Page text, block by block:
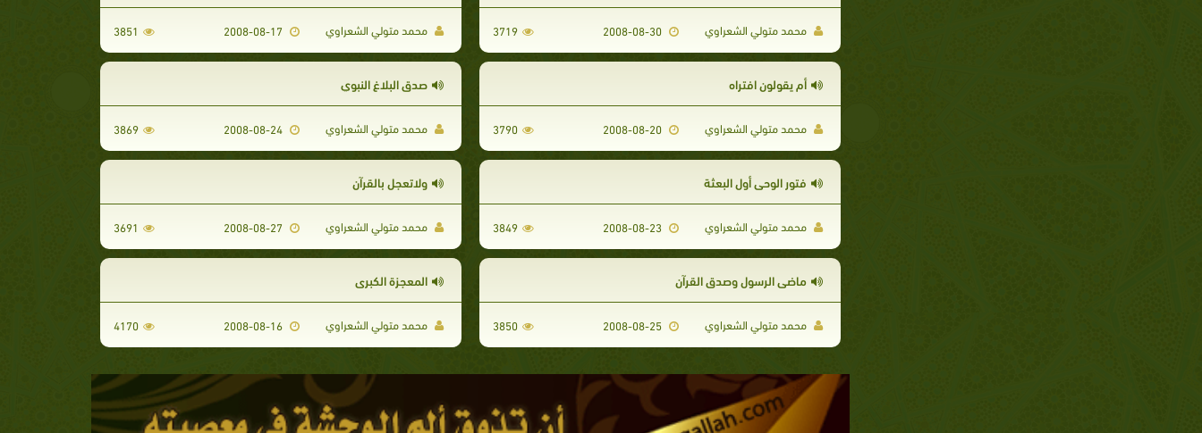
محمد متولي الشعراوي 2008-08-30
3719 محمد متولي الشعراوي 3851
أم يقولون افتراه
محمد متولي الشعراوي 2008-08-20
3790
صدق البلاغ النبوي
محمد متولي الشعراوي 2008-08-24
3869
فتور الوحي أول البعثة
محمد متولي الشعراوي 2008-08-23
3849
ولاتعجل بالقرآن
محمد متولي الشعراوي 3691
ماضي الرسول وصدق القرآن
محمد متولي الشعراوي 2008-08-25
3850
المعجزة الكبرى
محمد متولي الشعراوي 2008-08-16
4170